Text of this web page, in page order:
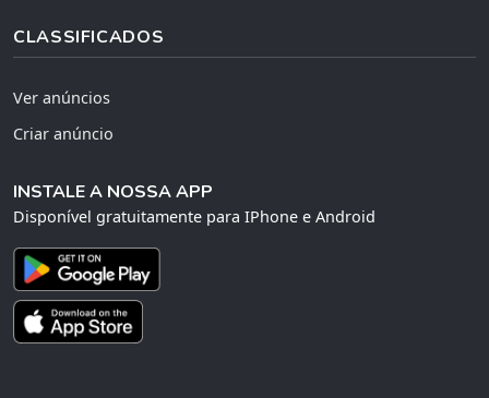
CLASSIFICADOS
Ver anúncios
Criar anúncio
INSTALE A NOSSA APP
Disponível gratuitamente para IPhone e Android